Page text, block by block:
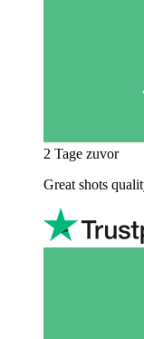
2 Tage zuvor
Great shots